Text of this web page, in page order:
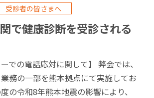
受診者の皆さまへ
で健康診断を受診される
での電話応対に関して】 弊会では、
務の一部を熊本拠点にて実施してお
の令和8年熊本地震の影響により、